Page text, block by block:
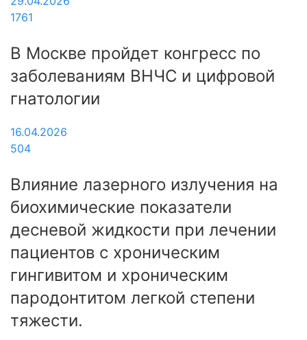
1761
В Москве пройдет конгресс по
заболеваниям ВНЧС и цифровой
гнатологии
16.04.2026
504
Влияние лазерного излучения на
биохимические показатели
десневой жидкости при лечении
пациентов с хроническим
гингивитом и хроническим
пародонтитом легкой степени
тяжести.